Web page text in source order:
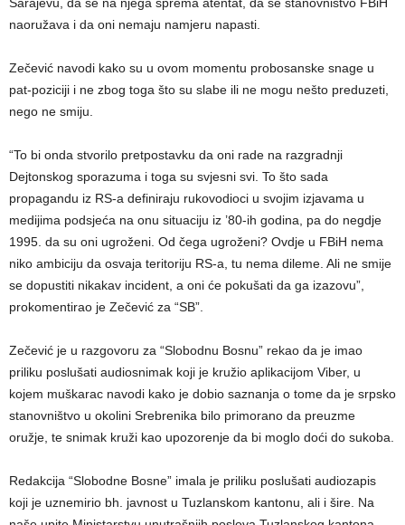
naoružava i da oni nemaju namjeru napasti.
Zečević navodi kako su u ovom momentu probosanske snage u
pat-poziciji i ne zbog toga što su slabe ili ne mogu nešto preduzeti,
nego ne smiju.
“To bi onda stvorilo pretpostavku da oni rade na razgradnji
Dejtonskog sporazuma i toga su svjesni svi. To što sada
propagandu iz RS-a definiraju rukovodioci u svojim izjavama u
medijima podsjeća na onu situaciju iz ’80-ih godina, pa do negdje
1995. da su oni ugroženi. Od čega ugroženi? Ovdje u FBiH nema
niko ambiciju da osvaja teritoriju RS-a, tu nema dileme. Ali ne smije
se dopustiti nikakav incident, a oni će pokušati da ga izazovu”,
prokomentirao je Zečević za “SB”.
Zečević je u razgovoru za “Slobodnu Bosnu” rekao da je imao
priliku poslušati audiosnimak koji je kružio aplikacijom Viber, u
kojem muškarac navodi kako je dobio saznanja o tome da je srpsko
stanovništvo u okolini Srebrenika bilo primorano da preuzme
oružje, te snimak kruži kao upozorenje da bi moglo doći do sukoba.
Redakcija “Slobodne Bosne” imala je priliku poslušati audiozapis
koji je uznemirio bh. javnost u Tuzlanskom kantonu, ali i šire. Na